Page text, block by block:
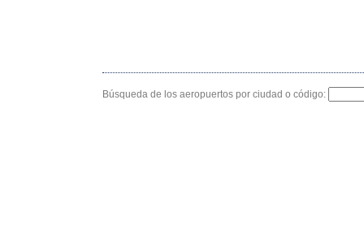
Búsqueda de los aeropuertos por ciudad o código: